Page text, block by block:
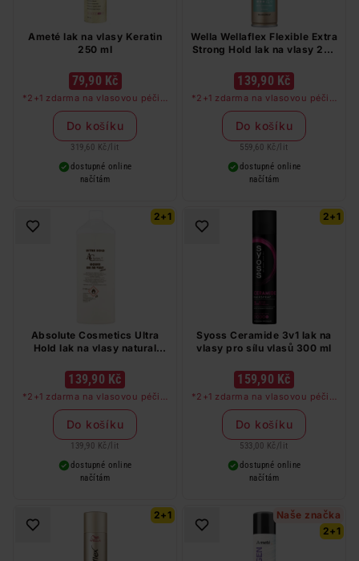
Ameté lak na vlasy Keratin
250 ml
79,90 Kč
*2+1 zdarma na vlasovou péči v
libovolné kombinaci, nejlevnější
produkt zdarma. Neplatí na
barvy na vlasy a cestovní balení.
Do košíku
319,60 Kč / lit
dostupné online
načítám
Wella Wellaflex Flexible Extra
Strong Hold lak na vlasy 250
139,90 Kč
*2+1 zdarma na vlasovou péči v
libovolné kombinaci, nejlevnější
produkt zdarma. Neplatí na
barvy na vlasy a cestovní balení.
Do košíku
559,60 Kč / lit
dostupné online
načítám
2+1
Absolute Cosmetics Ultra
Hold lak na vlasy natural
139,90 Kč
*2+1 zdarma na vlasovou péči v
libovolné kombinaci, nejlevnější
produkt zdarma. Neplatí na
barvy na vlasy a cestovní balení.
Do košíku
139,90 Kč / lit
dostupné online
načítám
2+1
Syoss Ceramide 3v1 lak na
vlasy pro sílu vlasů 300 ml
159,90 Kč
*2+1 zdarma na vlasovou péči v
libovolné kombinaci, nejlevnější
produkt zdarma. Neplatí na
barvy na vlasy a cestovní balení.
Do košíku
533,00 Kč / lit
dostupné online
načítám
2+1
Naše značka
2+1